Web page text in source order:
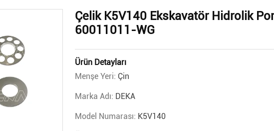
Çelik K5V140 Ekskavatör Hidrolik
60011011-WG
Ürün Detayları
Menşe Yeri: Çin
Marka Adı: DEKA
Model Numarası: K5V140